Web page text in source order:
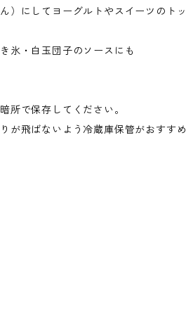
）にしてヨーグルトやスイーツのトッ
氷・白玉団子のソースにも
所で保存してください。
が飛ばないよう冷蔵庫保管がおすすめ